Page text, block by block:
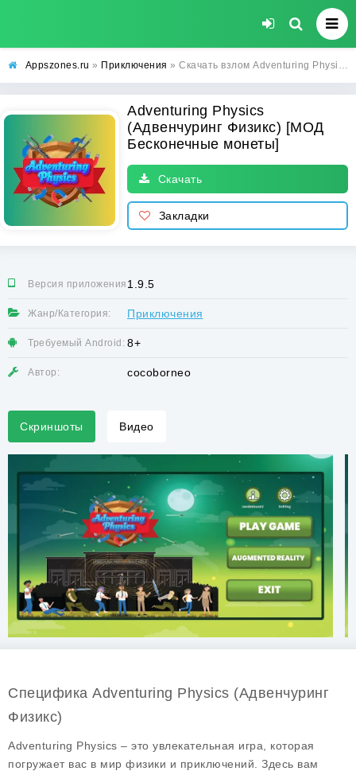
Appszones.ru » Приключения » Скачать взлом Adventuring Physics (Адвенчуринг Физикс) [МОД Бесконечные монеты] на Андроид
Adventuring Physics
(Адвенчуринг Физикс) [МОД
Бесконечные монеты]
Скачать
Закладки
Версия приложения:1.9.5
Жанр/Категория: Приключения
Требуемый Android: 8+
Автор: cocoborneo
Скриншоты Видео
Специфика Adventuring Physics (Адвенчуринг
Физикс)
Adventuring Physics – это увлекательная игра, которая
погружает вас в мир физики и приключений. Здесь вам